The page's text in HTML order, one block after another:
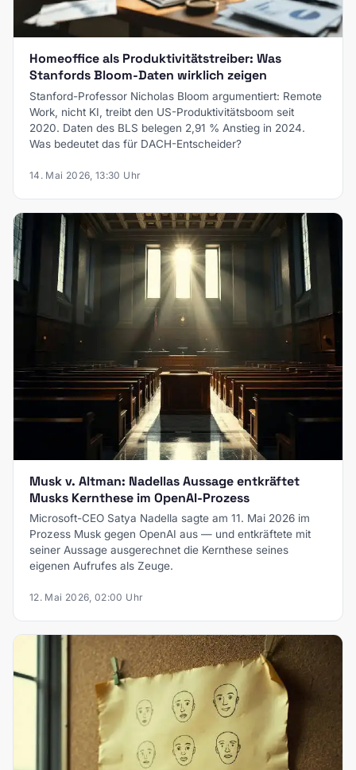
Homeoffice als Produktivitätstreiber: Was
Stanfords Bloom-Daten wirklich zeigen
Stanford-Professor Nicholas Bloom argumentiert: Remote
Work, nicht KI, treibt den US-Produktivitätsboom seit
2020. Daten des BLS belegen 2,91 % Anstieg in 2024.
Was bedeutet das für DACH-Entscheider?
14. Mai 2026, 13:30 Uhr
Musk v. Altman: Nadellas Aussage entkräftet
Musks Kernthese im OpenAI-Prozess
Microsoft-CEO Satya Nadella sagte am 11. Mai 2026 im
Prozess Musk gegen OpenAI aus — und entkräftete mit
seiner Aussage ausgerechnet die Kernthese seines
eigenen Aufrufes als Zeuge.
12. Mai 2026, 02:00 Uhr